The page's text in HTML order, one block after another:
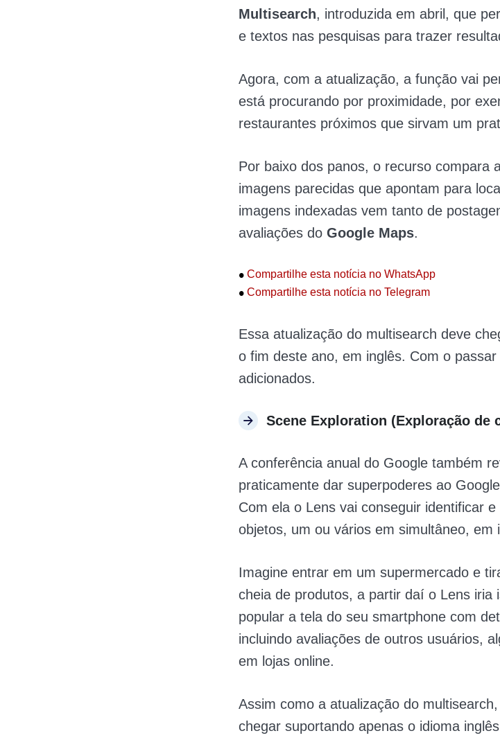
Multisearch, introduzida em abril, que
e textos nas pesquisas para trazer
Agora, com a atualização, a função vai
está procurando por proximidade, por
restaurantes próximos que sirvam um
Por baixo dos panos, o recurso compara
imagens parecidas que apontam para
imagens indexadas vem tanto de
avaliações do Google Maps.
• Compartilhe esta notícia no WhatsApp
• Compartilhe esta notícia no Telegram
Essa atualização do multisearch deve
o fim deste ano, em inglês. Com o
adicionados.
Scene Exploration (Exploração de
A conferência anual do Google também
praticamente dar superpoderes ao
Com ela o Lens vai conseguir identificar
objetos, um ou vários em simultâneo, em
Imagine entrar em um supermercado e
cheia de produtos, a partir daí o Lens iria
popular a tela do seu smartphone com
incluindo avaliações de outros usuários,
em lojas online.
Assim como a atualização do
chegar suportando apenas o idioma